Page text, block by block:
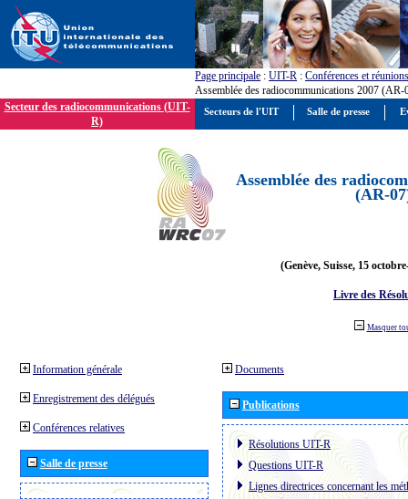
Page principale : UIT-R : Conférences et réunions
Assemblée des radiocommunications 2007 (AR-
Secteur des radiocommunications (UIT-
R)
Assemblée des
(AR-
(Genève, Suisse, 15
Livre des
Masquer
Information générale
Enregistrement des délégués
Conférences relatives
Salle de presse
Documents
Publications
Résolutions UIT-R
Questions UIT-R
Lignes directrices concernant les
Secteurs de l'UIT Salle de presse